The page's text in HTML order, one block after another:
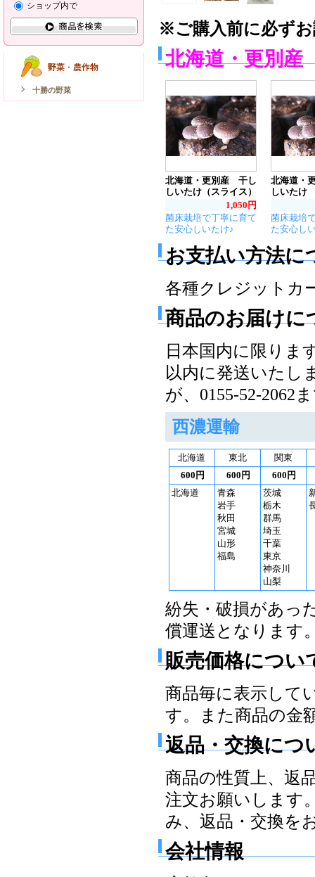
※ご購入前に必ず
北海道・更別
北海道・更別産 干し
しいたけ（スライス）
1,050円
菌床栽培で丁寧に育て
た安心しいたけ♪
北海道・
しいたけ
菌床栽培
た安心し
お支払い方法に
各種クレジットカ
商品のお届けに
日本国内に限りま
以内に発送いたし
が、0155-52-2062
西濃運輸
北海道 東北
関東
600円
600円
600円
北海道
青森
岩手
秋田
宮城
山形
福島
茨城
栃木
群馬
埼玉
千葉
東京
神奈川
山梨
紛失・破損があっ
償運送となります
販売価格につい
商品毎に表示して
す。また商品の金
返品・交換につ
商品の性質上、返
注文お願いします
み、返品・交換を
会社情報
ショップ内で
十勝の野菜